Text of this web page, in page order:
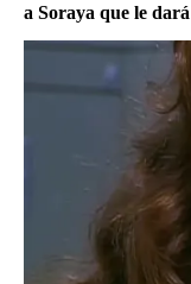
a Soraya que le